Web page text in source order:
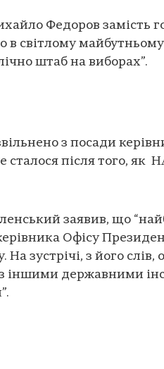
Федоров замість
світлому
штаб на виборах”.
з посади
сталося після того, як
заявив, що
Офісу
зустрічі, з його слів,
іншими державними